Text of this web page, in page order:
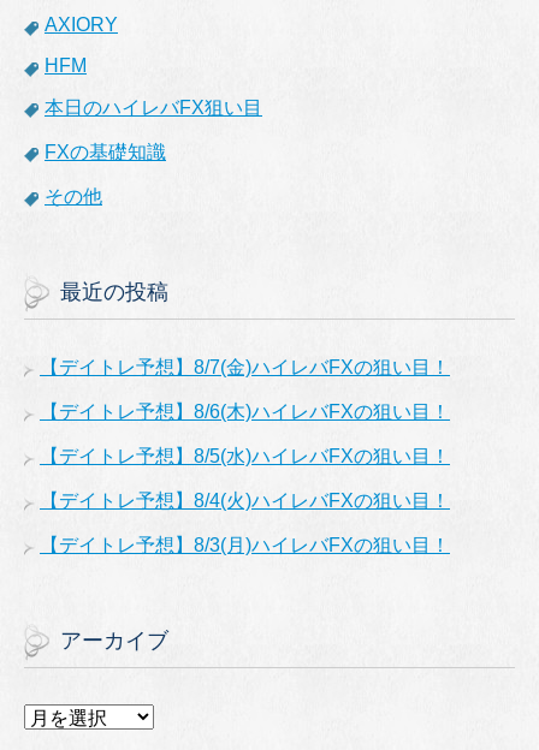
AXIORY
HFM
本日のハイレバFX狙い目
FXの基礎知識
その他
最近の投稿
【デイトレ予想】8/7(金)ハイレバFXの狙い目！
【デイトレ予想】8/6(木)ハイレバFXの狙い目！
【デイトレ予想】8/5(水)ハイレバFXの狙い目！
【デイトレ予想】8/4(火)ハイレバFXの狙い目！
【デイトレ予想】8/3(月)ハイレバFXの狙い目！
アーカイブ
ア